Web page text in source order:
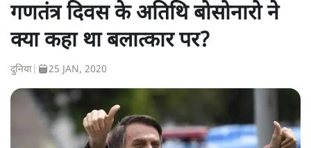
गणतंत्र दिवस के अतिथि बोसोनारो ने
क्या कहा था बलात्कार पर?
दुनिया 25 JAN, 2020